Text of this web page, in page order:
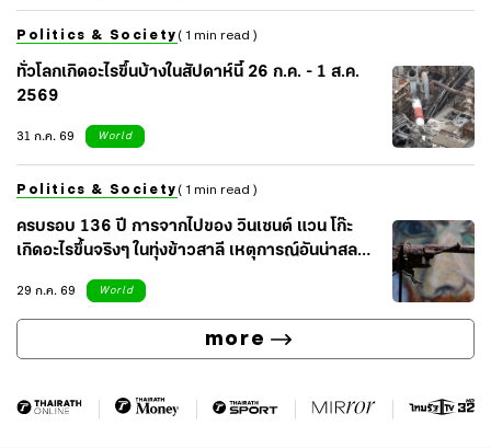
Politics & Society ( 1 min read )
ทั่วโลกเกิดอะไรขึ้นบ้างในสัปดาห์นี้ 26 ก.ค. - 1 ส.ค.
2569
31 ก.ค. 69
World
Politics & Society ( 1 min read )
ครบรอบ 136 ปี การจากไปของ วินเซนต์ แวน โก๊ะ
เกิดอะไรขึ้นจริงๆ ในทุ่งข้าวสาลี เหตุการณ์อันน่าสลด
ของศิลปินผู้น่าเศร้า
29 ก.ค. 69 World
more